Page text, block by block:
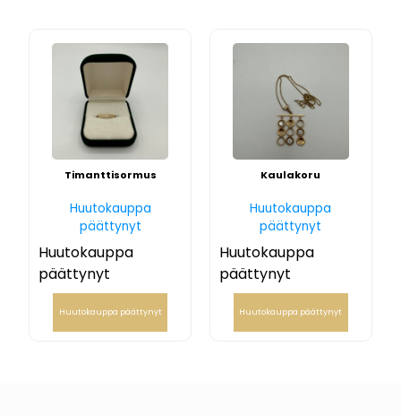
Timanttisormus
Huutokauppa
päättynyt
Huutokauppa
päättynyt
Huutokauppa päättynyt
Kaulakoru
Huutokauppa
päättynyt
Huutokauppa
päättynyt
Huutokauppa päättynyt